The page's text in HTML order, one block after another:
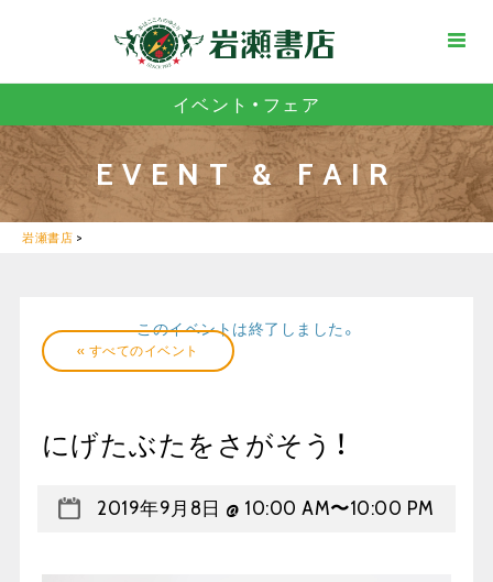
イベント・フェア
EVENT & FAIR
岩瀬書店 >
« すべてのイベント
このイベントは終了しました。
にげたぶたをさがそう！
2019年9月8日 @ 10:00 AM〜10:00 PM